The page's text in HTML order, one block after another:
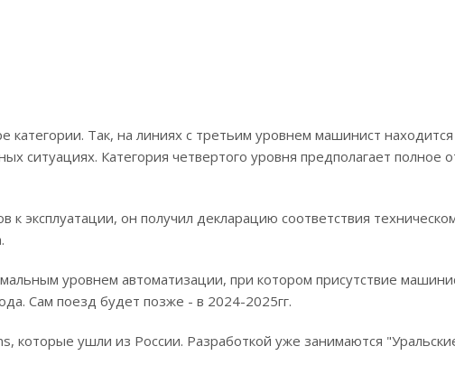
Так, на линиях с третьим уровнем машинист
ситуациях. Категория четвертого уровня предполагает полное
эксплуатации, он получил декларацию соответствия
уровнем автоматизации, при котором присутствие
Сам поезд будет позже - в 2024-2025гг.
которые ушли из России. Разработкой уже занимаются